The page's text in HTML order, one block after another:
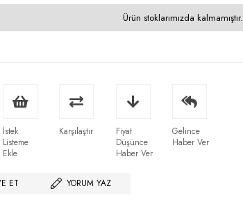
Ürün stoklarımızda kalmamıştır.
İstek
Listeme
Ekle
Karşılaştır
Fiyat
Düşünce
Haber Ver
Gelince
Haber Ver
ET YORUM YAZ